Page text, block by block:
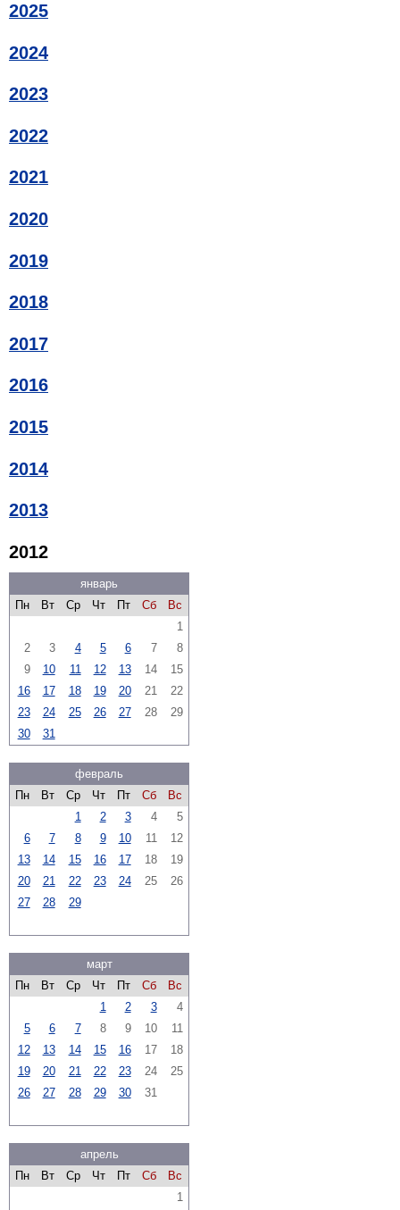
2025
2024
2023
2022
2021
2020
2019
2018
2017
2016
2015
2014
2013
2012
январь
Пн
Вт Ср Чт Пт Сб
Вс
1
2
3 4 5 6 7
8
9
10 11 12 13 14
15
16
17 18 19 20 21
22
23
24 25 26 27 28
29
30
31
февраль
Пн
Вт Ср Чт Пт Сб
Вс
1
2 3 4
5
6
7 8 9 10 11
12
13
14 15 16 17 18
19
20
21 22 23 24 25
26
27
28 29
март
Пн
Вт Ср Чт Пт Сб
Вс
1
2 3
4
5
6 7 8 9 10
11
12
13 14 15 16 17
18
19
20 21 22 23 24
25
26
27 28 29 30 31
апрель
Пн
Вт Ср Чт Пт Сб
Вс
1